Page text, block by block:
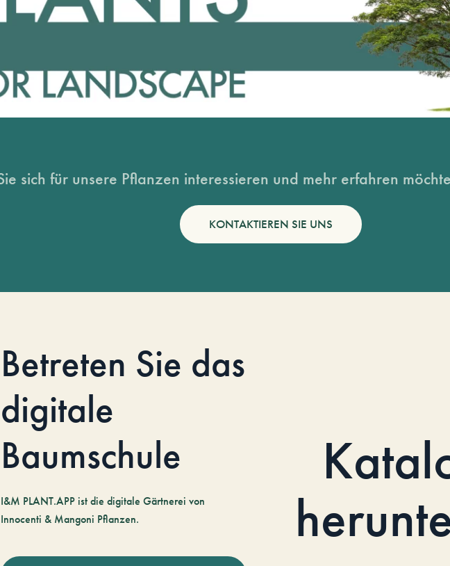
sich für unsere Pflanzen interessieren und mehr erfahren
KONTAKTIEREN SIE UNS
Betreten Sie das
digitale
Baumschule
I&M PLANT.APP ist die digitale Gärtnerei von
Innocenti & Mangoni Pflanzen.